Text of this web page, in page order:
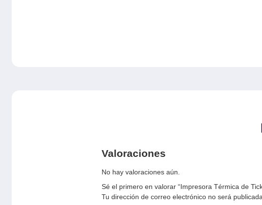
Valoraciones
No hay valoraciones aún.
Sé el primero en valorar “Impresora Térmica de
Tu dirección de correo electrónico no será publicada.